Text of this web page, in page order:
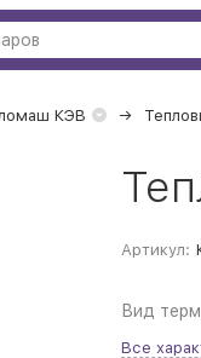
КЭВ
Артикул:
Вид
Все